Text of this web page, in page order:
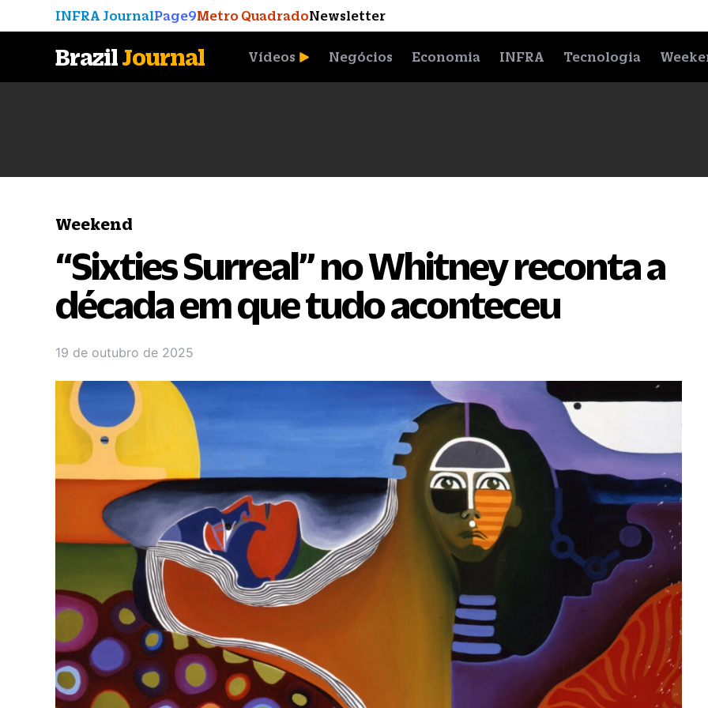
INFRA JournalPage9Metro QuadradoNewsletter
BrazilJournal Vídeos Negócios Economia INFRA Tecnologia
Weekend
“Sixties Surreal” no Whitney reconta a
década em que tudo aconteceu
19 de outubro de 2025